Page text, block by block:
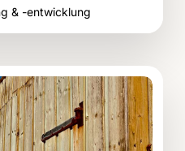
& -entwicklung
Zum
Beitrag:
Individuelles,
freie